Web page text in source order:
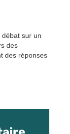
débat sur un
des
des réponses